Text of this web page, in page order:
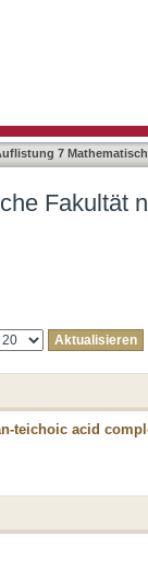
7
Fakultät
teichoic acid